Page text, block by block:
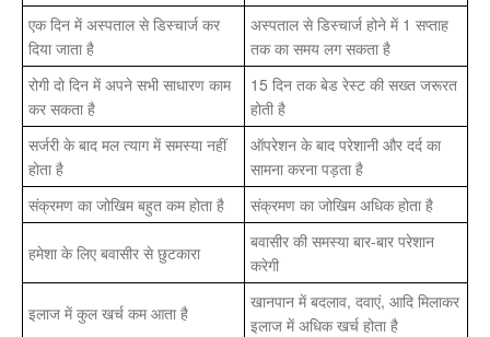
एक दिन में अस्पताल से डिस्चार्ज कर
दिया जाता है
अस्पताल से डिस्चार्ज होने में 1 सप्ताह
तक का समय लग सकता है
रोगी दो दिन में अपने सभी साधारण काम
कर सकता है
15 दिन तक बेड रेस्ट की सख्त जरूरत
होती है
सर्जरी के बाद मल त्याग में समस्या नहीं
होता है
ऑपरेशन के बाद परेशानी और दर्द का
सामना करना पड़ता है
संक्रमण का जोखिम बहुत कम होता है
संक्रमण का जोखिम अधिक होता है
हमेशा के लिए बवासीर से छुटकारा
बवासीर की समस्या बार-बार परेशान
करेगी
इलाज में कुल खर्च कम आता है
खानपान में बदलाव, दवाएं, आदि मिलाकर
इलाज में अधिक खर्च होता है